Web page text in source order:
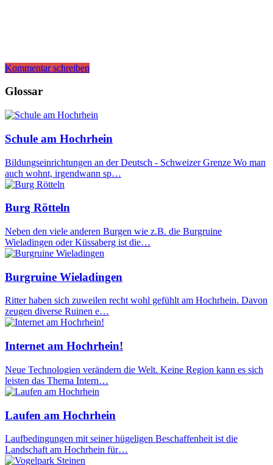
Kommentar schreiben
Glossar
Schule am Hochrhein
Bildungseinrichtungen an der Deutsch - Schweizer Grenze Wo man
auch wohnt, irgendwann sp…
Burg Rötteln
Neben den viele anderen Burgen wie z.B. die Burgruine
Wieladingen oder Küssaberg ist die…
Burgruine Wieladingen
Ritter haben sich zuweilen recht wohl gefühlt am Hochrhein. Davon
zeugen diverse Ruinen e…
Internet am Hochrhein!
Neue Technologien verändern die Welt. Keine Region kann es sich
leisten das Thema Intern…
Laufen am Hochrhein
Laufbedingungen mit seiner hügeligen Beschaffenheit ist die
Landschaft am Hochrhein für…